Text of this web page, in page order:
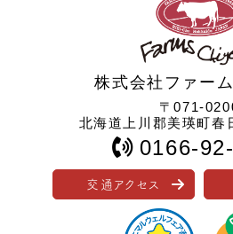
株式会社ファー
〒071-
北海道上川郡美瑛町春
0166-
交通アクセス